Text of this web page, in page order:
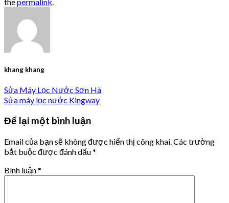
khang khang
Sửa Máy Lọc Nước Sơn Hà
Sửa máy lọc nước Kingway
Để lại một bình luận
Email của bạn sẽ không được hiển thị công khai.Các trường
bắt buộc được đánh dấu*
Bình luận*